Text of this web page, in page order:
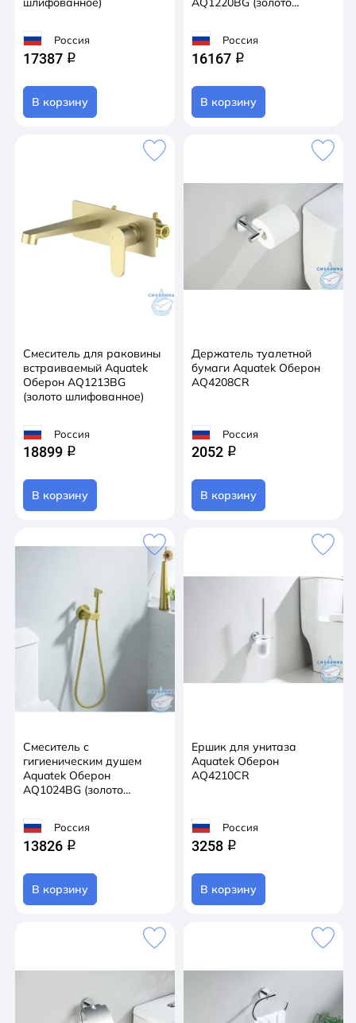
Россия
17387 q
В корзину
Россия
16167 q
В корзину
Смеситель для раковины
встраиваемый Aquatek
Оберон AQ1213BG
(золото шлифованное)
Россия
18899 q
В корзину
Держатель туалетной
бумаги Aquatek Оберон
AQ4208CR
Россия
2052 q
В корзину
Смеситель с
гигиеническим душем
Aquatek Оберон
AQ1024BG (золото
Россия
13826 q
В корзину
Ершик для унитаза
Aquatek Оберон
AQ4210CR
Россия
3258 q
В корзину